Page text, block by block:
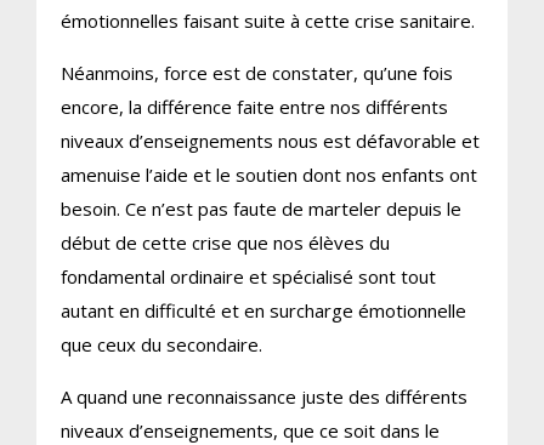
émotionnelles faisant suite à cette crise sanitaire.
Néanmoins, force est de constater, qu’une fois
encore, la différence faite entre nos différents
niveaux d’enseignements nous est défavorable et
amenuise l’aide et le soutien dont nos enfants ont
besoin. Ce n’est pas faute de marteler depuis le
début de cette crise que nos élèves du
fondamental ordinaire et spécialisé sont tout
autant en difficulté et en surcharge émotionnelle
que ceux du secondaire.
A quand une reconnaissance juste des différents
niveaux d’enseignements, que ce soit dans le